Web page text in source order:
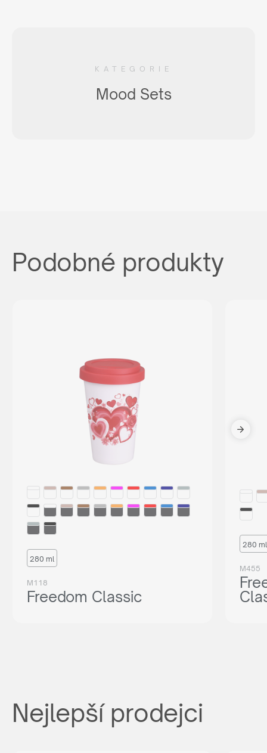
KATEGORIE
Mood Sets
Podobné produkty
280 ml
M118
Freedom Classic
280 ml
M455
Nejlepší prodejci